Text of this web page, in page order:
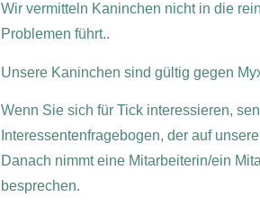
Wir vermitteln Kaninchen nicht in die
Problemen führt..
Unsere Kaninchen sind gültig gegen
Wenn Sie sich für Tick interessieren,
Interessentenfragebogen, der auf
Danach nimmt eine Mitarbeiterin/ein
besprechen.